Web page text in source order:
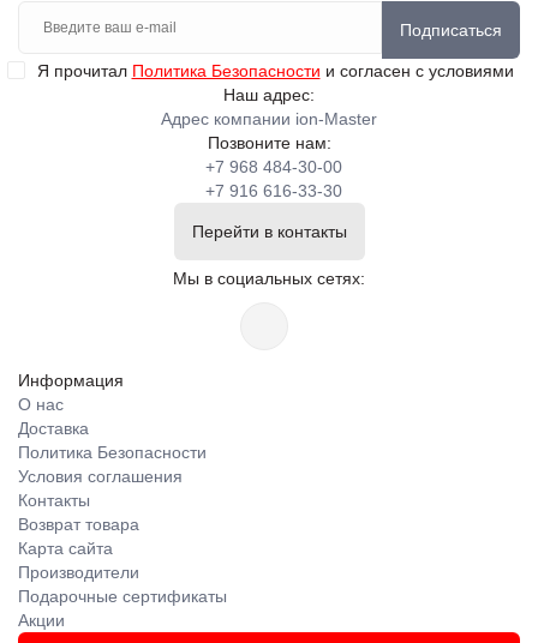
Подписаться
Я прочитал Политика Безопасности и согласен с условиями
Наш адрес:
Адрес компании ion-Master
Позвоните нам:
+7 968 484-30-00
+7 916 616-33-30
Перейти в контакты
Мы в социальных сетях:
Информация
О нас
Доставка
Политика Безопасности
Условия соглашения
Контакты
Возврат товара
Карта сайта
Производители
Подарочные сертификаты
Акции